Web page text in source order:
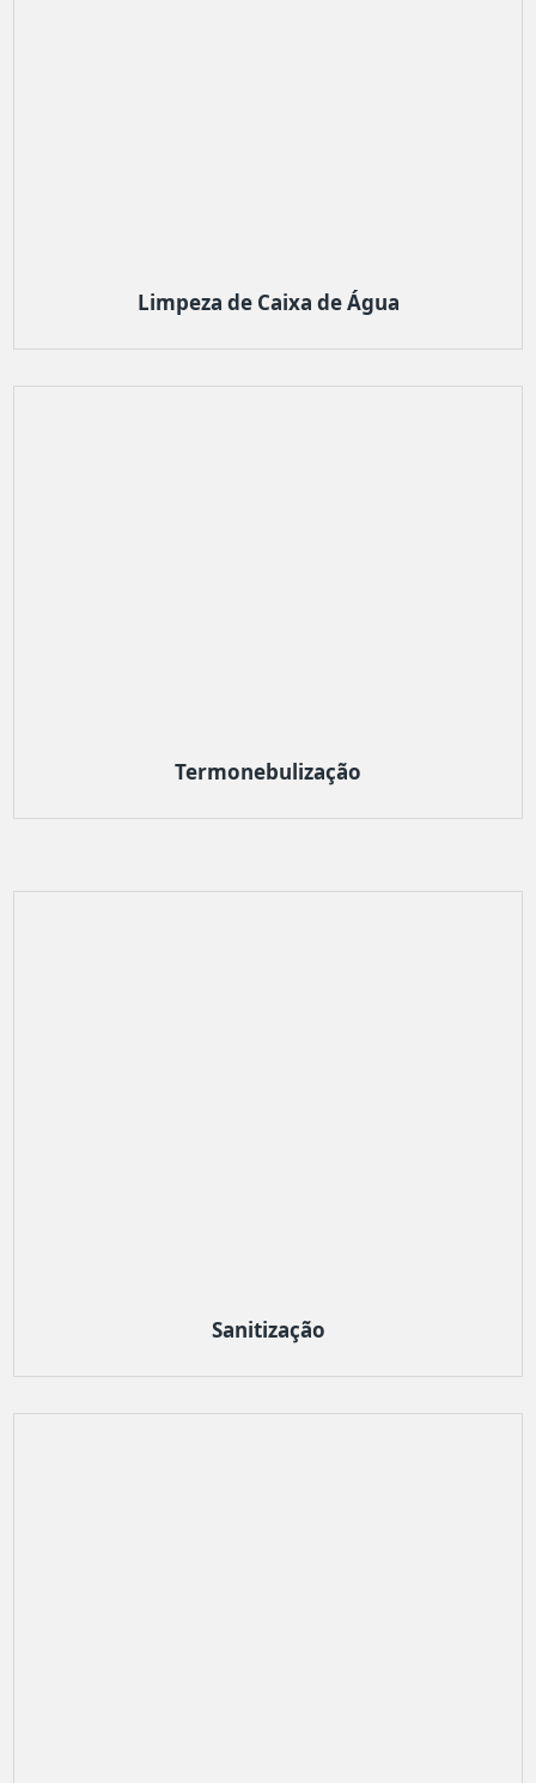
Limpeza de Caixa de Água
Termonebulização
Sanitização